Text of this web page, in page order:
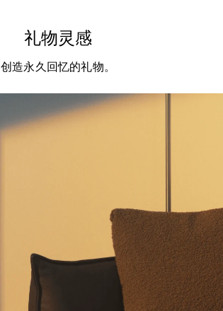
礼物灵感
创造永久回忆的礼物。